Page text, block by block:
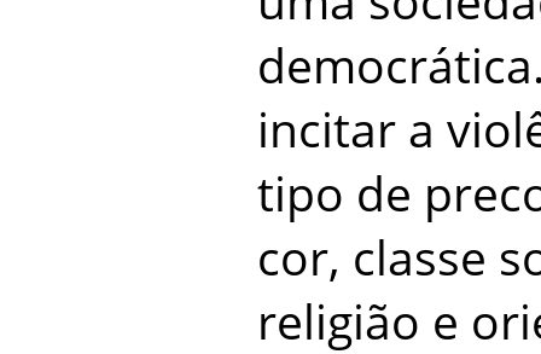
incitar a
tipo de
cor, classe
religião e